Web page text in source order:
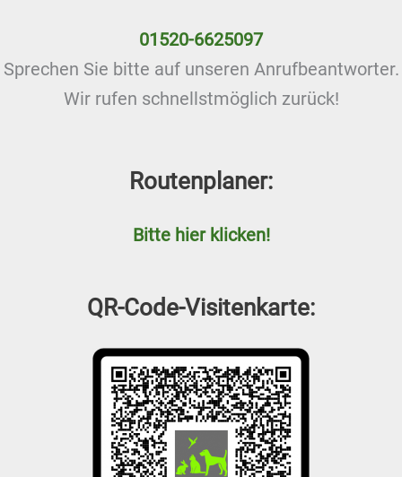
01520-6625097
Sprechen Sie bitte auf unseren Anrufbeantworter.
Wir rufen schnellstmöglich zurück!
Routenplaner:
Bitte hier klicken!
QR-Code-Visitenkarte: